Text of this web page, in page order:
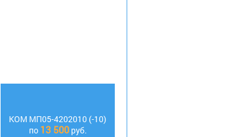
КОМ МП05-4202010 (-10)
по 13 500руб.